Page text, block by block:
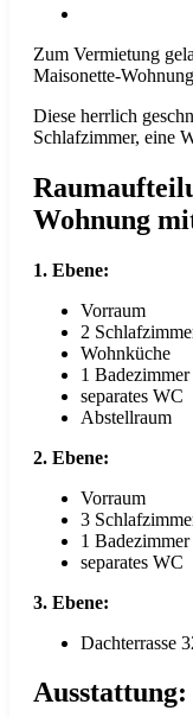
Zum Vermietung
Maisonette-
Diese herrlich
Schlafzimmer, eine
Wohnung
1. Ebene:
Vorraum
2
Wohnküche
1
separates WC
Abstellraum
2. Ebene:
Vorraum
3
1
separates WC
3. Ebene:
Dachterrasse
Ausstattung: